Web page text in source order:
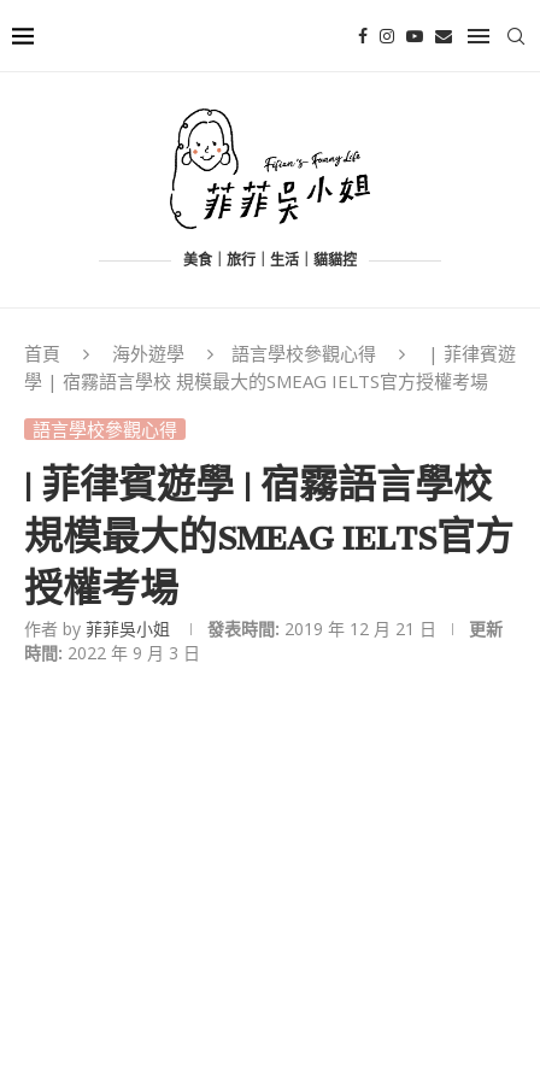
美食｜旅行｜生活｜貓貓控
首頁 海外遊學 語言學校參觀心得
| 菲律賓遊
學 | 宿霧語言學校 規模最大的SMEAG IELTS官方授權考場
語言學校參觀心得
| 菲律賓遊學 | 宿霧語言學校
規模最大的SMEAG IELTS官方
授權考場
作者 by 菲菲吳小姐 發表時間: 2019 年 12 月 21 日
更新
時間: 2022 年 9 月 3 日